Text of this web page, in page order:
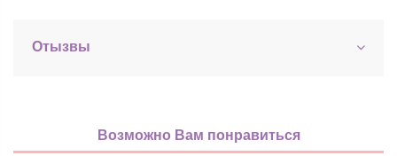
Отызвы
Возможно Вам понравиться